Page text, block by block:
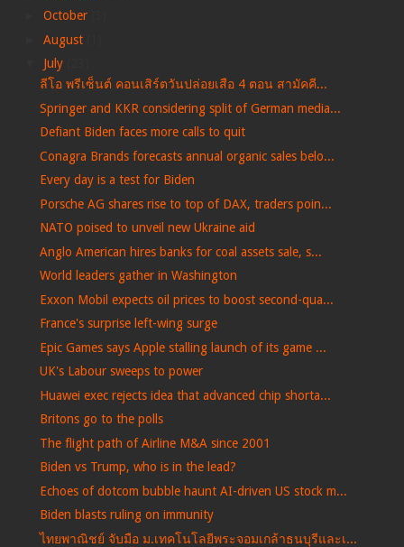
October
August
July
ลีโอ พรีเซ็นต์ คอนเสิร์ตวันปล่อยเสือ 4 ตอน สามัคคี...
Springer and KKR considering split of German media...
Defiant Biden faces more calls to quit
Conagra Brands forecasts annual organic sales belo...
Every day is a test for Biden
Porsche AG shares rise to top of DAX, traders poin...
NATO poised to unveil new Ukraine aid
Anglo American hires banks for coal assets sale, s...
World leaders gather in Washington
Exxon Mobil expects oil prices to boost second-qua...
France's surprise left-wing surge
Epic Games says Apple stalling launch of its game ...
UK's Labour sweeps to power
Huawei exec rejects idea that advanced chip shorta...
Britons go to the polls
The flight path of Airline M&A since 2001
Biden vs Trump, who is in the lead?
Echoes of dotcom bubble haunt AI-driven US stock m...
Biden blasts ruling on immunity
ไทยพาณิชย์ จับมือ ม.เทคโนโลยีพระจอมเกล้าธนบุรีและเ...